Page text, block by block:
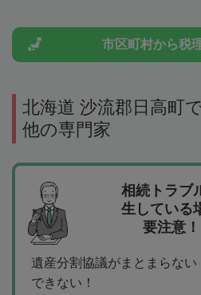
市区町村から税
北海道 沙流郡日高町
他の専門家
相続トラブ
生している
要注意！
遺産分割協議がまとまらな
できない！